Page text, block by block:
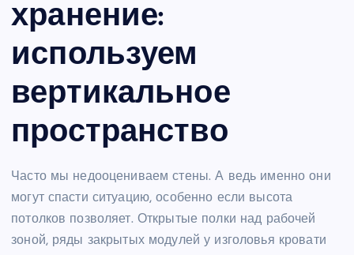
хранение:
используем
вертикальное
пространство
Часто мы недооцениваем стены. А ведь именно они
могут спасти ситуацию, особенно если высота
потолков позволяет. Открытые полки над рабочей
зоной, ряды закрытых модулей у изголовья кровати